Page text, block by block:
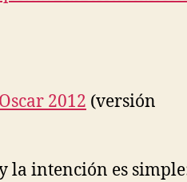
2012 (versión
la intención es